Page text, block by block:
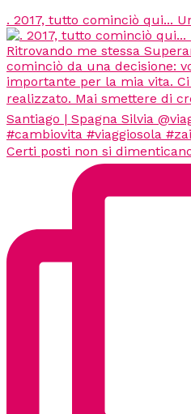
. 2017, tutto cominciò qui...
Certi posti non si